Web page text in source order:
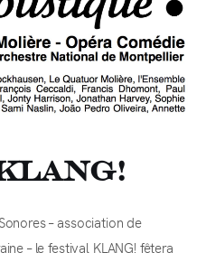
– association de
– le festival KLANG! fêtera